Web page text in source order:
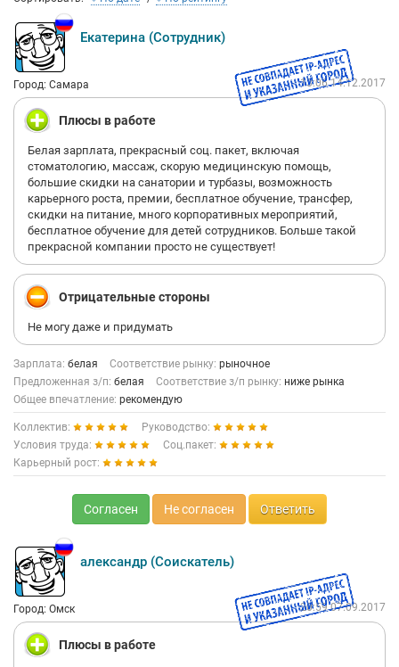
еще 2 завода в России и 1 в Узбекистане
Екатерина (Сотрудник)
Город: Самара 13:06 14.12.2017
Плюсы в работе
Белая зарплата, прекрасный соц. пакет, включая
стоматологию, массаж, скорую медицинскую помощь,
большие скидки на санатории и турбазы, возможность
карьерного роста, премии, бесплатное обучение, трансфер,
скидки на питание, много корпоративных мероприятий,
бесплатное обучение для детей сотрудников. Больше такой
прекрасной компании просто не существует!
Отрицательные стороны
Не могу даже и придумать
Зарплата: белая Соответствие рынку: рыночное
Предложенная з/п: белая Соответствие з/п рынку: ниже рынка
Общее впечатление: рекомендую
Коллектив:
Руководство:
Условия труда:
Соц.пакет:
Карьерный рост:
Согласен Не согласен Ответить
александр (Соискатель)
Город: Омск 20:59 07.09.2017
Плюсы в работе